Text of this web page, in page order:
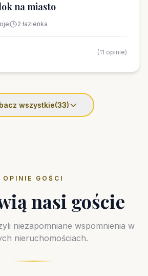
na miasto
2 łazienka
(11 opinie)
wszystkie(33)
OPINIE GOŚCI
nasi goście
niezapomniane wspomnienia w
nieruchomościach.